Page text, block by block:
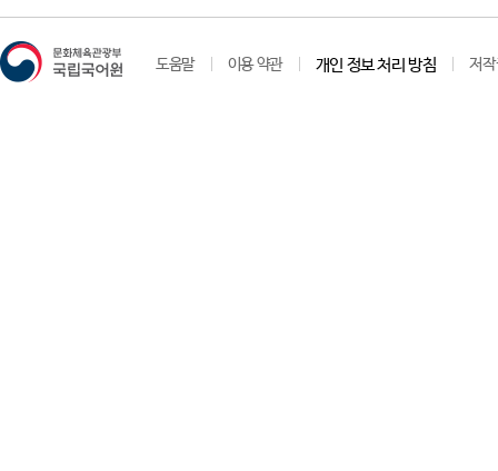
도움말 이용 약관 개인 정보 처리 방침 저